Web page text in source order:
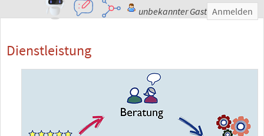
unbekannter Gast Anmelden
Dienstleistung